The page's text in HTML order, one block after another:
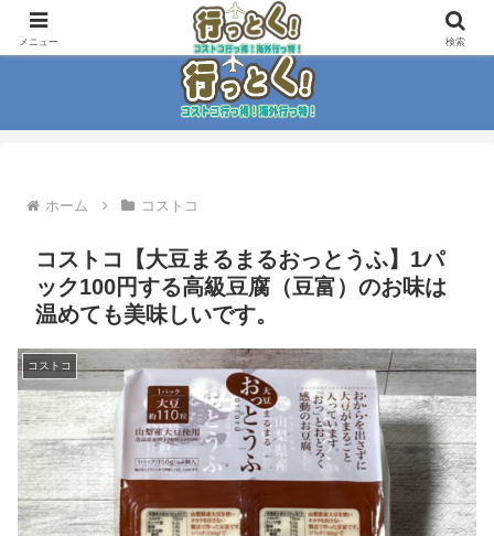
コストコ大好き家族がイチ押商品紹介！！
ホーム コストコ
コストコ【大豆まるまるおっとうふ】1パ
ック100円する高級豆腐（豆富）のお味は
温めても美味しいです。
コストコ
メニュー 検索